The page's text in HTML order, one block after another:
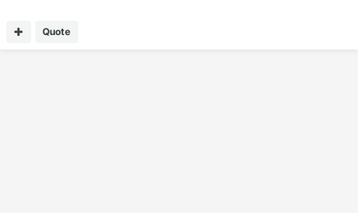
Quote